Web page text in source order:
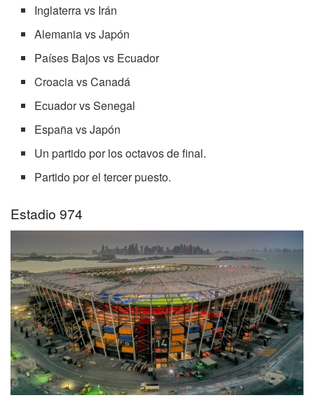
Inglaterra vs Irán
Alemania vs Japón
Países Bajos vs Ecuador
Croacia vs Canadá
Ecuador vs Senegal
España vs Japón
Un partido por los octavos de final.
Partido por el tercer puesto.
Estadio 974